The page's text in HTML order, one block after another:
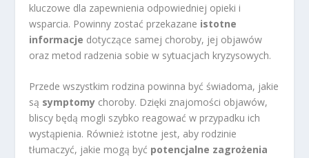
kluczowe dla zapewnienia odpowiedniej opieki i
wsparcia. Powinny zostać przekazane istotne
informacje dotyczące samej choroby, jej objawów
oraz metod radzenia sobie w sytuacjach kryzysowych.
Przede wszystkim rodzina powinna być świadoma, jakie
są symptomy choroby. Dzięki znajomości objawów,
bliscy będą mogli szybko reagować w przypadku ich
wystąpienia. Również istotne jest, aby rodzinie
tłumaczyć, jakie mogą być potencjalne zagrożenia